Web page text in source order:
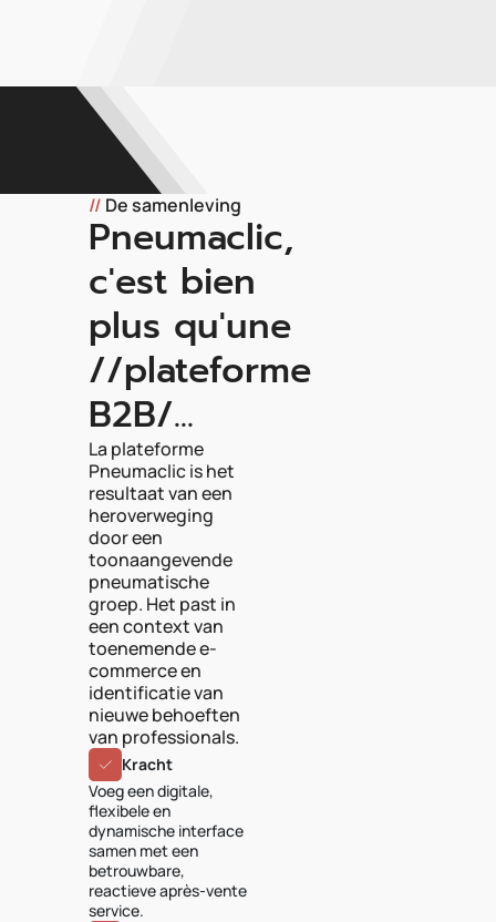
// De samenleving
Pneumaclic,
c'est bien
plus qu'une
//plateforme
B2B/...
La plateforme
Pneumaclic is het
resultaat van een
heroverweging
door een
toonaangevende
pneumatische
groep. Het past in
een context van
toenemende e-
commerce en
identificatie van
nieuwe behoeften
van professionals.
Kracht
Voeg een digitale,
flexibele en
dynamische interface
samen met een
betrouwbare,
reactieve après-vente
service.